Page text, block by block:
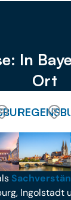
In
Ort
Ingolstadt